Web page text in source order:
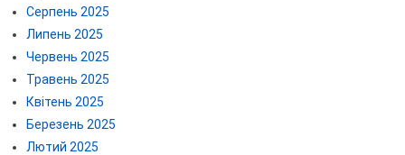
Серпень 2025
Липень 2025
Червень 2025
Травень 2025
Квітень 2025
Березень 2025
Лютий 2025